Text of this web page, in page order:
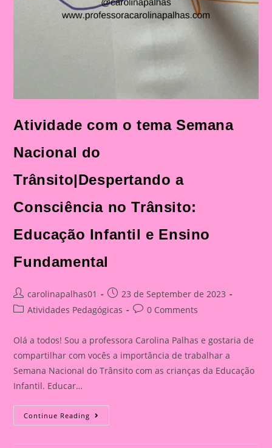
Atividade com o tema Semana
Nacional do
Trânsito|Despertando a
Consciência no Trânsito:
Educação Infantil e Ensino
Fundamental
Post
author:
carolinapalhas01
Post
published:
23 de September de 2023
PostAtividades Pedagógicas
Post0 Comments
Olá a todos! Sou a professora Carolina Palhas e gostaria de
compartilhar com vocês a importância de trabalhar a
Semana Nacional do Trânsito com as crianças da Educação
Infantil. Educar…
Continue Reading Atividade
Com